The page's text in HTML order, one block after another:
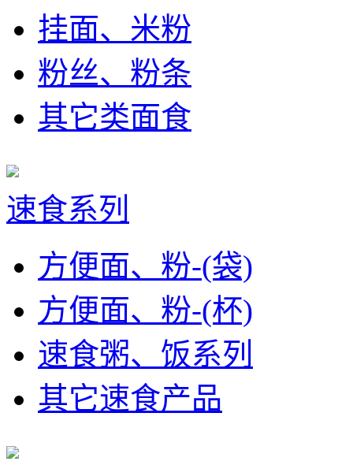
挂面、米粉
粉丝、粉条
其它类面食
速食系列
方便面、粉-(袋)
方便面、粉-(杯)
速食粥、饭系列
其它速食产品